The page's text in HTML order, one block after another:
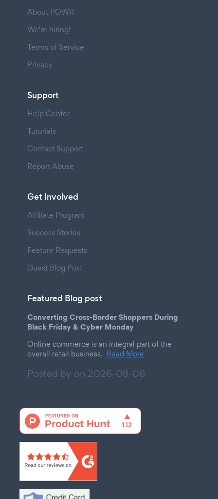
About POWR
We're hiring!
Terms of Service
Privacy
Support
Help Center
Tutorials
Contact Support
Report Abuse
Get Involved
Affiliate Program
Success Stories
Feature Requests
Guest Blog Post
Featured Blog post
Converting Cross-Border Shoppers During
Black Friday & Cyber Monday
Online commerce is an integral part of the
overall retail business. Read More
Posted by on 2026-08-06